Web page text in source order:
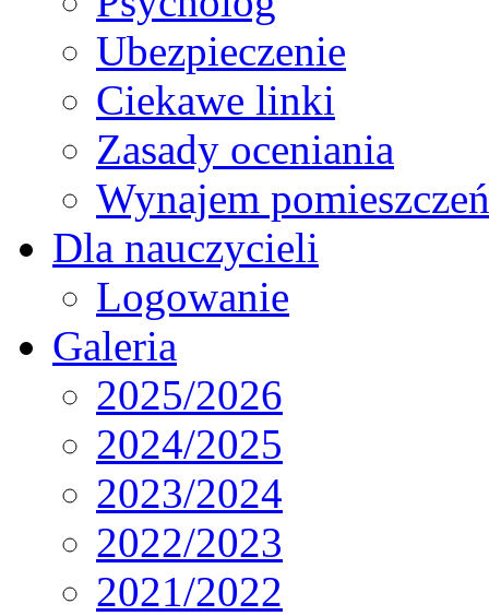
Ubezpieczenie
Ciekawe linki
Zasady oceniania
Wynajem pomieszczeń
Dla nauczycieli
Logowanie
Galeria
2025/2026
2024/2025
2023/2024
2022/2023
2021/2022